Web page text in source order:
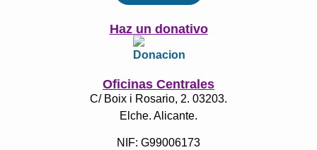
Haz un donativo
Oficinas Centrales
C/ Boix i Rosario, 2. 03203.
Elche. Alicante.
NIF: G99006173